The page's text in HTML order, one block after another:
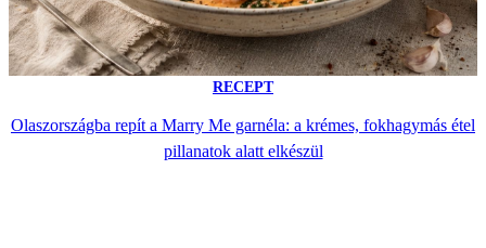
RECEPT
Olaszországba repít a Marry Me garnéla: a krémes, fokhagymás étel
pillanatok alatt elkészül